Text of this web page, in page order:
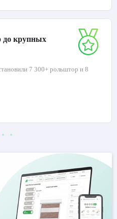
до крупных
7 300+ рольштор и 8